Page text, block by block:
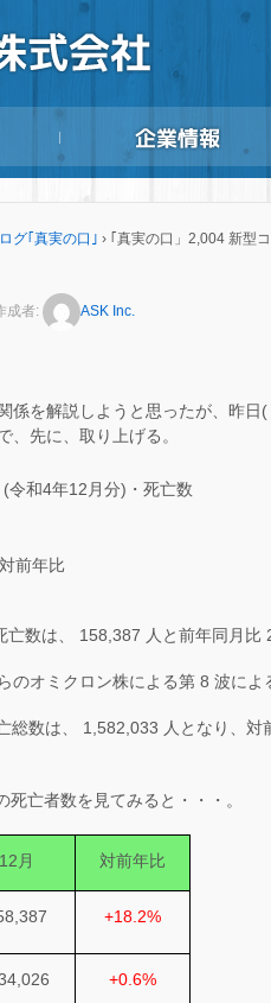
グ｢真実の口｣ › ｢真実の口」2,004 新型
成者: ASK Inc.
係を解説しようと思ったが、昨
、先に、取り上げる。
数は、 158,387 人と前年同月比
のオミクロン株による第 8 波によ
総数は、 1,582,033 人となり、
亡者数を見てみると・・・。
12月 対前年比
+18.2%
+0.6%